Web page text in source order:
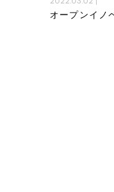
オープンイノ